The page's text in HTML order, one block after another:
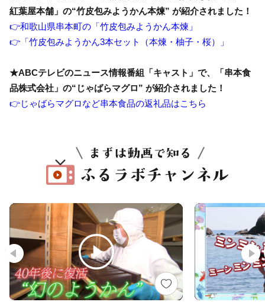
紅葉屋本舗」の“竹皮包みようかん本煉” が紹介されました！
👉和歌山県串本町の「竹皮包みようかん本煉」
👉「竹皮包みようかん3本セット（本煉・柚子・桜）」
★ABCテレビのニュース情報番組「キャスト」で、「串本食
品株式会社」の“じゃばらマグロ” が紹介されました！
👉じゃばらマグロなど串本食品の返礼品はこちら